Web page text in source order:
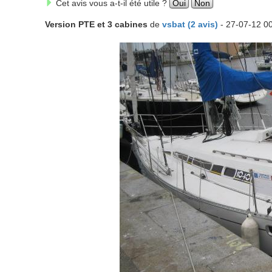
Cet avis vous a-t-il été utile ? Oui Non
Version PTE et 3 cabines de vsbat (2 avis) - 27-07-12